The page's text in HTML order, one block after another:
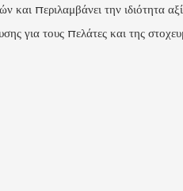
και περιλαμβάνει την ιδιότητα
για τους πελάτες και της